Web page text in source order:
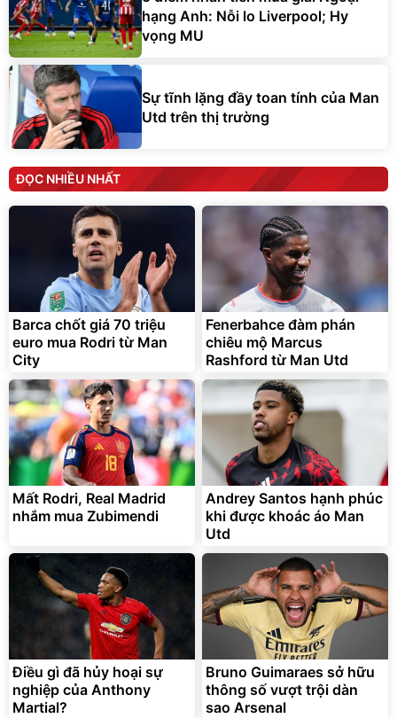
hạng Anh: Nỗi lo Liverpool; Hy
vọng MU
Sự tĩnh lặng đầy toan tính của Man
Utd trên thị trường
ĐỌC NHIỀU NHẤT
Barca chốt giá 70 triệu
euro mua Rodri từ Man
City
Fenerbahce đàm phán
chiêu mộ Marcus
Rashford từ Man Utd
Mất Rodri, Real Madrid
nhắm mua Zubimendi
Andrey Santos hạnh phúc
khi được khoác áo Man
Utd
Điều gì đã hủy hoại sự
nghiệp của Anthony
Martial?
Bruno Guimaraes sở hữu
thông số vượt trội dàn
sao Arsenal